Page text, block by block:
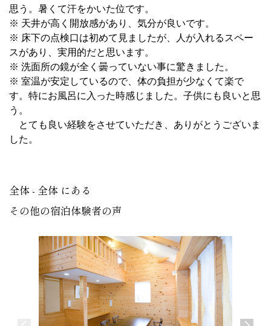
思う。暑くて汗をかいた位です。
※ 天井が高く開放感があり、気分が良いです。
※ 床下の点検口は初めて見ましたが、人が入れるスペー
スがあり、実用的だと思います。
※ 洗面所の鏡が全く曇っていない事に驚きました。
※ 室温が安定しているので、体の負担が少なくて楽で
す。特にお風呂に入った時感じました。子供にも良いと思
う。
とても良い経験をさせていただき、ありがとうございま
した。
全体 - 全体 にある
その他の宿泊体験者の声